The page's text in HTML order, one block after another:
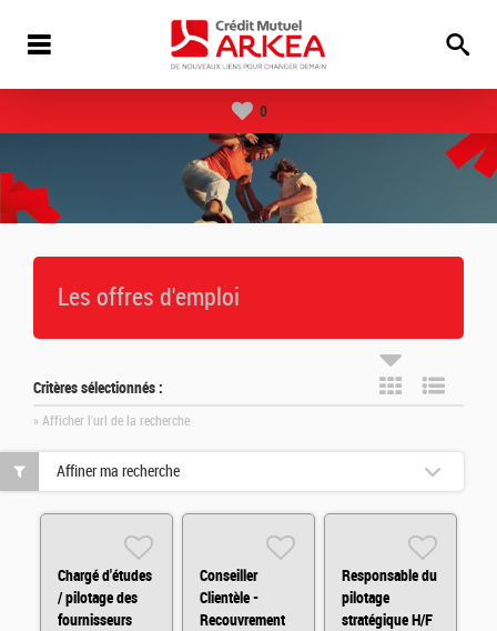
0
Les offres d'emploi
Critères sélectionnés :
» Afficher l'url de la recherche
Chargé d'études
/ pilotage des
fournisseurs
Conseiller
Clientèle -
Recouvrement
Responsable du
pilotage
stratégique H/F
Affiner ma recherche